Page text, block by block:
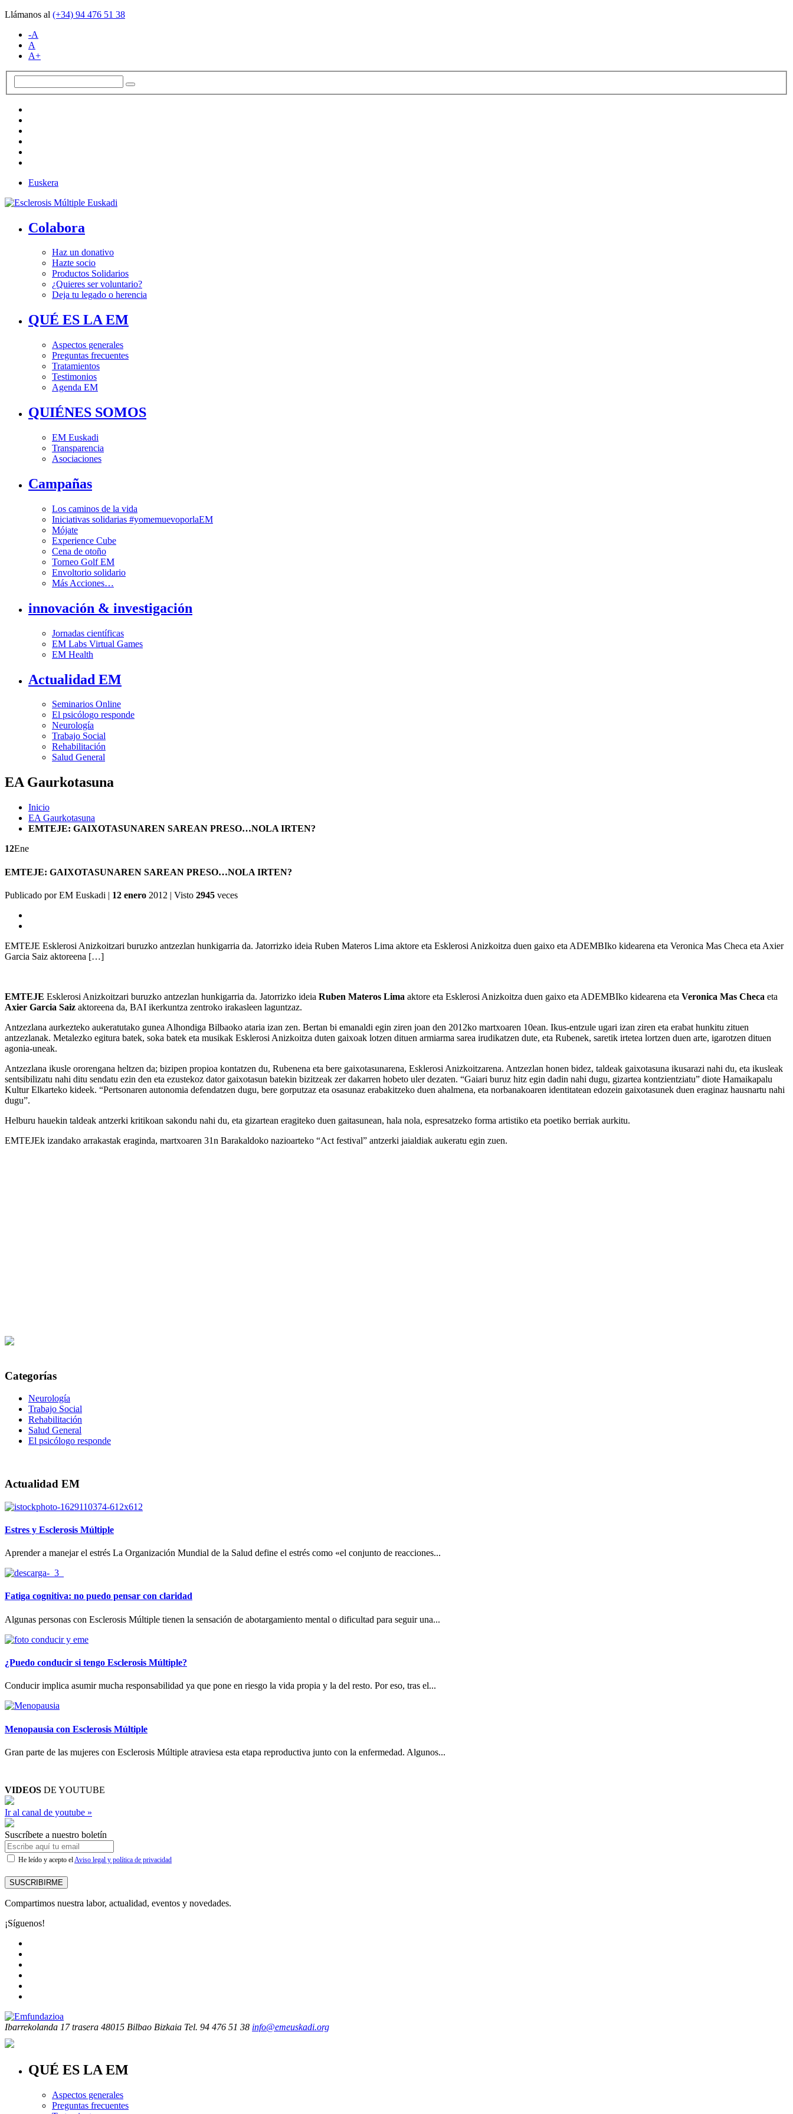
Llámanos al (+34) 94 476 51 38
-A
A
A+
Euskera
Colabora
Haz un donativo
Hazte socio
Productos Solidarios
¿Quieres ser voluntario?
Deja tu legado o herencia
QUÉ ES LA EM
Aspectos generales
Preguntas frecuentes
Tratamientos
Testimonios
Agenda EM
QUIÉNES SOMOS
EM Euskadi
Transparencia
Asociaciones
Campañas
Los caminos de la vida
Iniciativas solidarias #yomemuevoporlaEM
Mójate
Experience Cube
Cena de otoño
Torneo Golf EM
Envoltorio solidario
Más Acciones…
innovación & investigación
Jornadas científicas
EM Labs Virtual Games
EM Health
Actualidad EM
Seminarios Online
El psicólogo responde
Neurología
Trabajo Social
Rehabilitación
Salud General
EA Gaurkotasuna
Inicio
EA Gaurkotasuna
EMTEJE: GAIXOTASUNAREN SAREAN PRESO…NOLA IRTEN?
12Ene
EMTEJE: GAIXOTASUNAREN SAREAN PRESO…NOLA IRTEN?
Publicado porEM Euskadi | 12 enero 2012 | Visto 2945 veces
EMTEJE Esklerosi Anizkoitzari buruzko antzezlan hunkigarria da. Jatorrizko ideia Ruben Materos Lima aktore eta Esklerosi Anizkoitza duen gaixo eta ADEMBIko kidearena eta Veronica Mas Checa eta Axier
Garcia Saiz aktoreena […]
EMTEJE Esklerosi Anizkoitzari buruzko antzezlan hunkigarria da. Jatorrizko ideia Ruben Materos Lima aktore eta Esklerosi Anizkoitza duen gaixo eta ADEMBIko kidearena eta Veronica Mas Checa eta
Axier Garcia Saiz aktoreena da, BAI ikerkuntza zentroko irakasleen laguntzaz.
Antzezlana aurkezteko aukeratutako gunea Alhondiga Bilbaoko ataria izan zen. Bertan bi emanaldi egin ziren joan den 2012ko martxoaren 10ean. Ikus-entzule ugari izan ziren eta erabat hunkitu zituen
antzezlanak. Metalezko egitura batek, soka batek eta musikak Esklerosi Anizkoitza duten gaixoak lotzen dituen armiarma sarea irudikatzen dute, eta Rubenek, saretik irtetea lortzen duen arte, igarotzen dituen
agonia-uneak.
Antzezlana ikusle ororengana heltzen da; bizipen propioa kontatzen du, Rubenena eta bere gaixotasunarena, Esklerosi Anizkoitzarena. Antzezlan honen bidez, taldeak gaixotasuna ikusarazi nahi du, eta ikusleak
sentsibilizatu nahi ditu sendatu ezin den eta ezustekoz dator gaixotasun batekin bizitzeak zer dakarren hobeto uler dezaten. “Gaiari buruz hitz egin dadin nahi dugu, gizartea kontzientziatu” diote Hamaikapalu
Kultur Elkarteko kideek. “Pertsonaren autonomia defendatzen dugu, bere gorputzaz eta osasunaz erabakitzeko duen ahalmena, eta norbanakoaren identitatean edozein gaixotasunek duen eraginaz hausnartu nahi
dugu”.
Helburu hauekin taldeak antzerki kritikoan sakondu nahi du, eta gizartean eragiteko duen gaitasunean, hala nola, espresatzeko forma artistiko eta poetiko berriak aurkitu.
EMTEJEk izandako arrakastak eraginda, martxoaren 31n Barakaldoko nazioarteko “Act festival” antzerki jaialdiak aukeratu egin zuen.
Categorías
Neurología
Trabajo Social
Rehabilitación
Salud General
El psicólogo responde
Actualidad EM
Estres y Esclerosis Múltiple
Aprender a manejar el estrés La Organización Mundial de la Salud define el estrés como «el conjunto de reacciones...
Fatiga cognitiva: no puedo pensar con claridad
Algunas personas con Esclerosis Múltiple tienen la sensación de abotargamiento mental o dificultad para seguir una...
¿Puedo conducir si tengo Esclerosis Múltiple?
Conducir implica asumir mucha responsabilidad ya que pone en riesgo la vida propia y la del resto. Por eso, tras el...
Menopausia con Esclerosis Múltiple
Gran parte de las mujeres con Esclerosis Múltiple atraviesa esta etapa reproductiva junto con la enfermedad. Algunos...
VIDEOS DE YOUTUBE
Ir al canal de youtube »
Suscríbete a nuestro boletín
He leído y acepto elAviso legal y política de privacidad
SUSCRIBIRME
Compartimos nuestra labor, actualidad, eventos y novedades.
¡Síguenos!
Ibarrekolanda 17 trasera 48015 Bilbao Bizkaia Tel. 94 476 51 38 info@emeuskadi.org
QUÉ ES LA EM
Aspectos generales
Preguntas frecuentes